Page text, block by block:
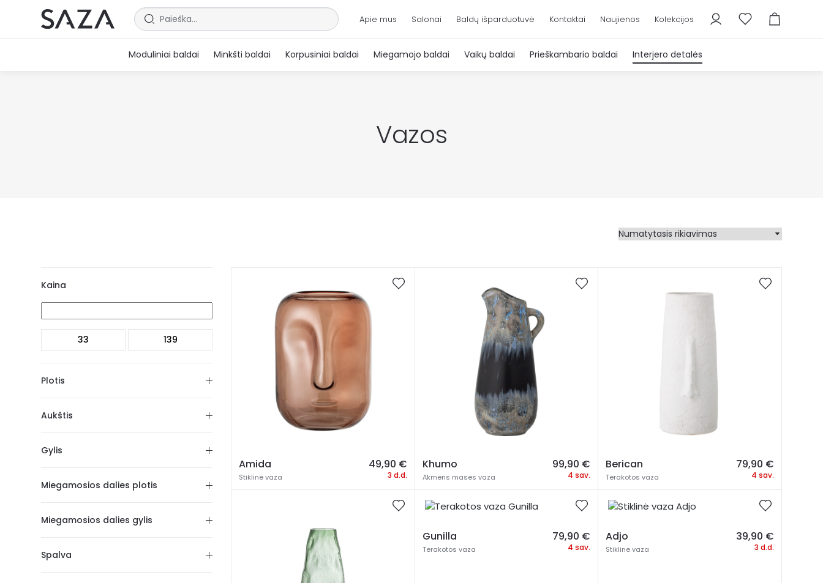
Apie mus Salonai Baldų išparduotuvė Kontaktai Naujienos Kolekcijos
Moduliniai baldai Minkšti baldai Korpusiniai baldai Miegamojo baldai Vaikų baldai Prieškambario baldai Interjero detalės
Vazos
Kaina
Plotis
Aukštis
Gylis
Miegamosios dalies plotis
Miegamosios dalies gylis
Spalva
Amida
Stiklinė vaza
49,90 €
3 d.d.
Khumo
Akmens masės vaza
99,90 €
4 sav.
Berican
Terakotos vaza
79,90 €
4 sav.
Gunilla
Terakotos vaza
79,90 €
4 sav.
Adjo
Stiklinė vaza
39,90 €
3 d.d.